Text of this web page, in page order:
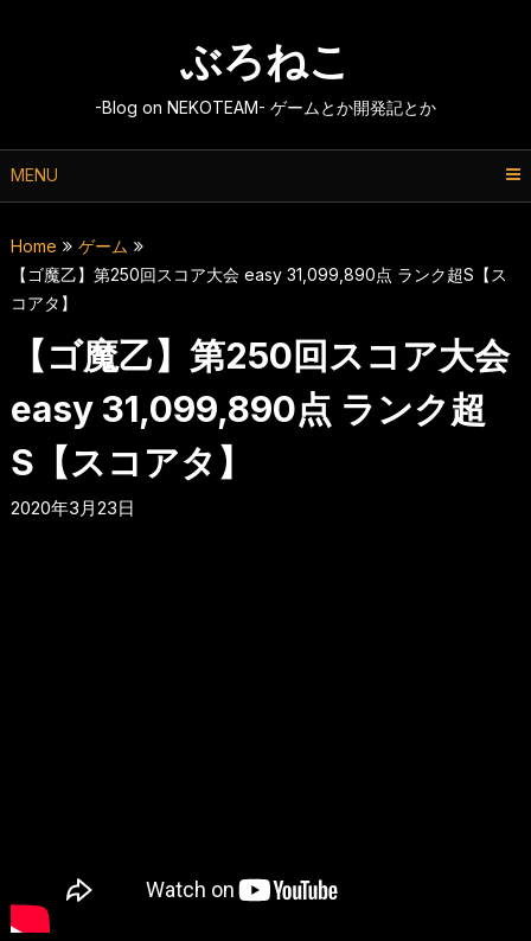
ぶろねこ
-Blog on NEKOTEAM- ゲームとか開発記とか
MENU
Home
ゲーム
【ゴ魔乙】第250回スコア大会 easy 31,099,890点 ランク超S【ス
コアタ】
【ゴ魔乙】第250回スコア大会
easy 31,099,890点 ランク超
S【スコアタ】
2020年3月23日